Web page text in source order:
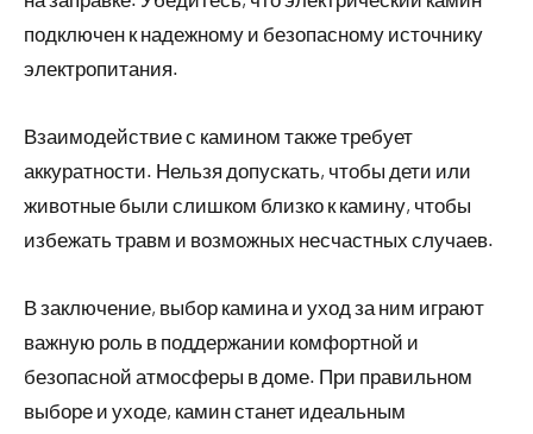
подключен к надежному и безопасному источнику
электропитания.
Взаимодействие с камином также требует
аккуратности. Нельзя допускать, чтобы дети или
животные были слишком близко к камину, чтобы
избежать травм и возможных несчастных случаев.
В заключение, выбор камина и уход за ним играют
важную роль в поддержании комфортной и
безопасной атмосферы в доме. При правильном
выборе и уходе, камин станет идеальным